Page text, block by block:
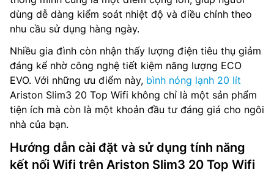
dùng dễ dàng kiểm soát nhiệt độ và điều chỉnh theo
nhu cầu sử dụng hàng ngày.
Nhiều gia đình còn nhận thấy lượng điện tiêu thụ giảm
đáng kể nhờ công nghệ tiết kiệm năng lượng ECO
EVO. Với những ưu điểm này, bình nóng lạnh 20 lít
Ariston Slim3 20 Top Wifi không chỉ là một sản phẩm
tiện ích mà còn là một khoản đầu tư đáng giá cho ngôi
nhà của bạn.
Hướng dẫn cài đặt và sử dụng tính năng
kết nối Wifi trên Ariston Slim3 20 Top Wifi